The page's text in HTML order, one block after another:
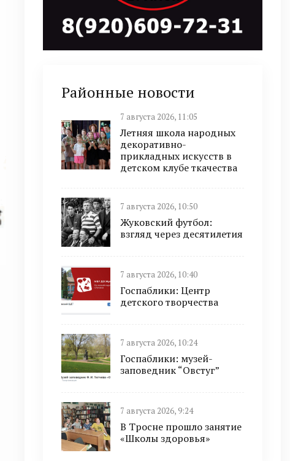
Районные новости
7 августа 2026, 11:05
Летняя школа народных
декоративно-
прикладных искусств в
детском клубе ткачества
7 августа 2026, 10:50
Жуковский футбол:
взгляд через десятилетия
7 августа 2026, 10:40
Госпаблики: Центр
детского творчества
7 августа 2026, 10:24
Госпаблики: музей-
заповедник “Овстуг”
7 августа 2026, 9:24
В Тросне прошло занятие
«Школы здоровья»